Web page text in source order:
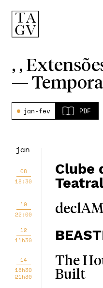
, ,
—
jan-fev PDF
jan
08
18:30
Clube
Teatral
10
22:00
12
11h30
14
18h30
21h30
The
Built